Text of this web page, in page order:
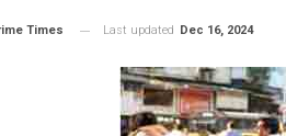
Times Last updated Dec 16, 2024